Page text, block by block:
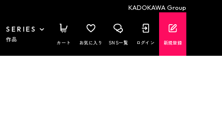
KADOKAWA Group
SERIES
作品 カート お気に入り SNS一覧 ログイン 新規登録